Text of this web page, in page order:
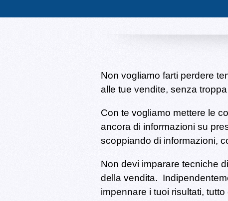
Non vogliamo farti perdere
alle tue vendite, senza
Con te vogliamo mettere le
ancora di informazioni su
scoppiando di informazioni,
Non devi imparare tecniche
della vendita.
impennare i tuoi risultati,